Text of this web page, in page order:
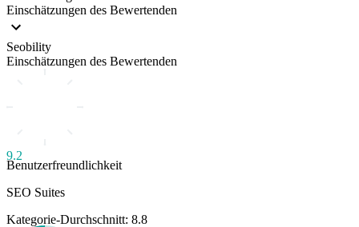
Einschätzungen des Bewertenden
Seobility
Einschätzungen des Bewertenden
9.2
Benutzerfreundlichkeit
SEO Suites
Kategorie-Durchschnitt: 8.8